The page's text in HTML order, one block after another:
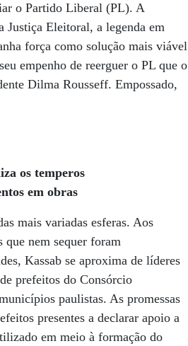
o Partido Liberal (PL). A
Justiça Eleitoral, a legenda em
força como solução mais viável
empenho de reerguer o PL que o
Dilma Rousseff. Empossado,
os temperos
em obras
mais variadas esferas. Aos
que nem sequer foram
Kassab se aproxima de líderes
prefeitos do Consórcio
paulistas. As promessas
presentes a declarar apoio a
em meio à formação do